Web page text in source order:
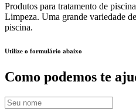
Produtos para tratamento de
Limpeza. Uma grande variedade
piscina.
Utilize o formulário abaixo
Como podemos te